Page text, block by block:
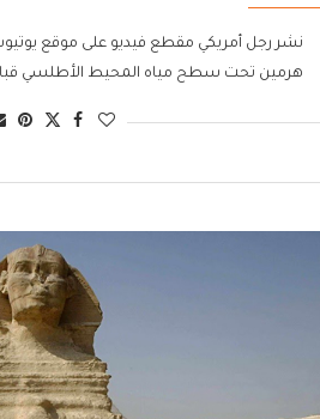
نشر رجل أمريكي مقطع فيديو على موقع
هرمين تحت سطح مياه المحيط الأطلسي